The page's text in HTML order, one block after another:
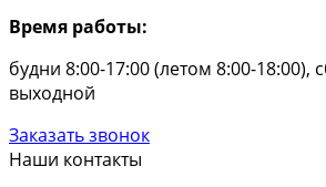
Время работы:
будни 8:00-17:00 (летом 8:00-18:00),
выходной
Заказать звонок
Наши контакты